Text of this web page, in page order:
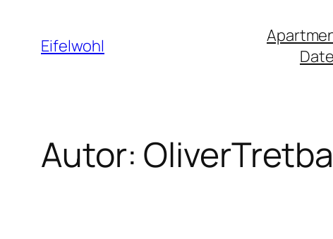
Inhalt
springen
Eifelwohl
Autor: